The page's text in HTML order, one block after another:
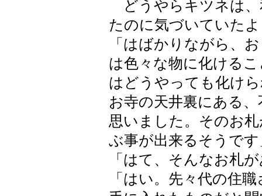
どうやらキツネは、
たのに気づいていた
「はばかりながら、
は色々な物に化ける
はどうやっても化け
お寺の天井裏にある
思いました。そのお
ぶ事が出来るそうです
「はて、そんなお札
「はい。先々代の住